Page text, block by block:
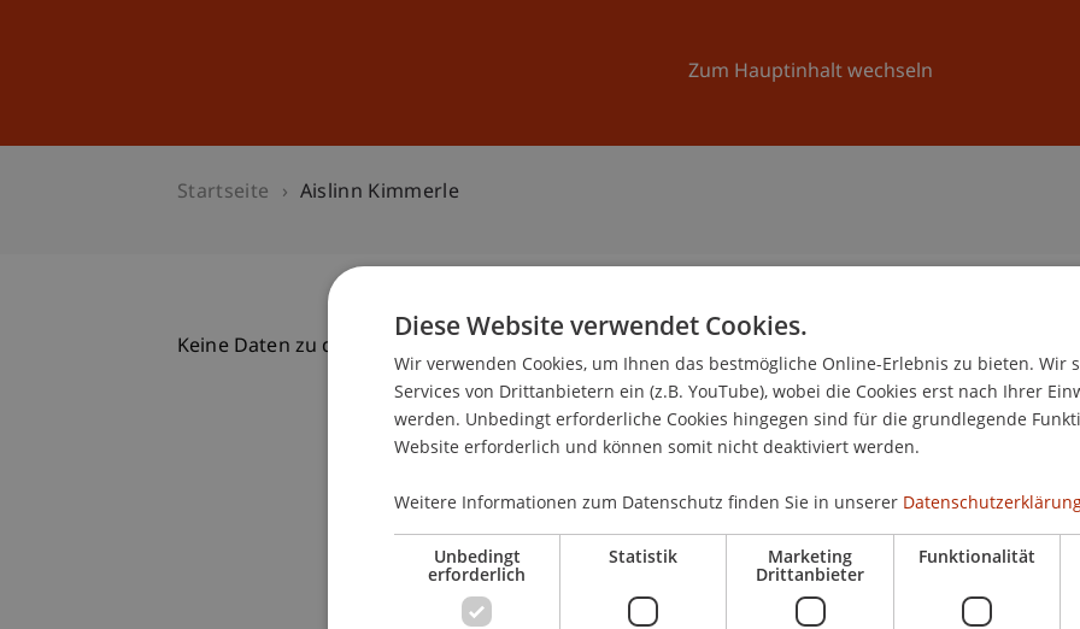
Zum Hauptinhalt wechseln
Universität Aktuelles
Startseite Aislinn Kimmerle
Keine Daten zu dieser Person gefunden
Diese Website verwendet Cookies.
Wir verwenden Cookies, um Ihnen das bestmögliche Online-Erlebnis zu bieten. Wir
Services von Drittanbietern ein (z.B. YouTube), wobei die Cookies erst nach Ihrer
werden. Unbedingt erforderliche Cookies hingegen sind für die grundlegende
Website erforderlich und können somit nicht deaktiviert werden.
Weitere Informationen zum Datenschutz finden Sie in unserer
Unbedingt
erforderlich
Statistik Marketing
Drittanbieter
Funktionalität